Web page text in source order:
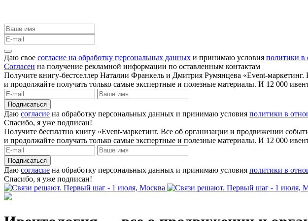
Даю свое согласие на обработку персональных данных и принимаю условия политики в
Согласен на получение рекламной информации по оставленным контактам
Получите книгу-бестселлер Наталии Франкель и Дмитрия Румянцева «Event-
и продолжайте получать только самые экспертные и полезные материалы. И 12 000
Подписаться
Даю согласие на обработку персональных данных и принимаю условия политики в
Спасибо, я уже подписан!
Получите бесплатно книгу «Event-маркетинг. Все об организации и продвижении
и продолжайте получать только самые экспертные и полезные материалы. И 12 000
Подписаться
Даю согласие на обработку персональных данных и принимаю условия политики в
Спасибо, я уже подписан!